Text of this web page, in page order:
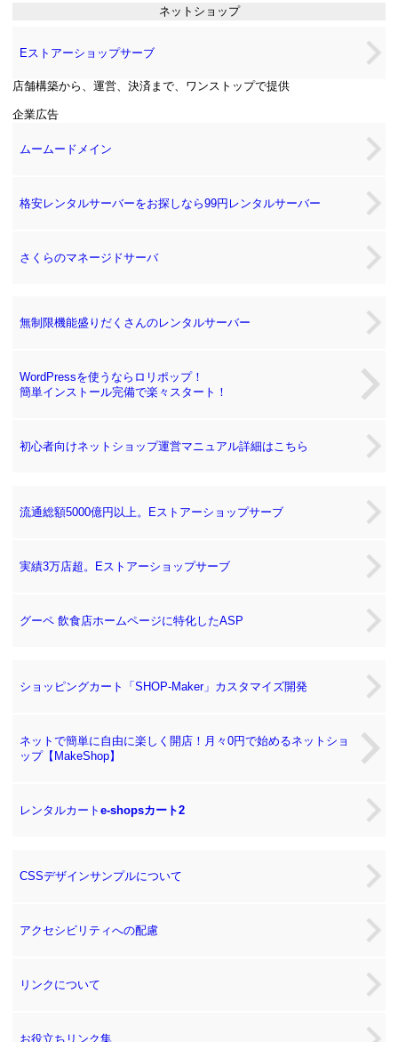
ネットショップ
Eストアーショップサーブ
店舗構築から、運営、決済まで、ワンストップで提供
企業広告
ムームードメイン
格安レンタルサーバーをお探しなら99円レンタルサーバー
さくらのマネージドサーバ
無制限機能盛りだくさんのレンタルサーバー
WordPressを使うならロリポップ！
簡単インストール完備で楽々スタート！
初心者向けネットショップ運営マニュアル詳細はこちら
流通総額5000億円以上。Eストアーショップサーブ
実績3万店超。Eストアーショップサーブ
グーペ 飲食店ホームページに特化したASP
ショッピングカート「SHOP-Maker」カスタマイズ開発
ネットで簡単に自由に楽しく開店！月々0円で始めるネットショ
ップ【MakeShop】
レンタルカートe-shopsカート2
CSSデザインサンプルについて
アクセシビリティへの配慮
リンクについて
お役立ちリンク集